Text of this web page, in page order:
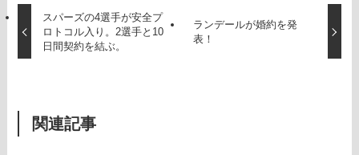
スパーズの4選手が安全プ
ロトコル入り。2選手と10
日間契約を結ぶ。
ランデールが婚約を発
表！
関連記事